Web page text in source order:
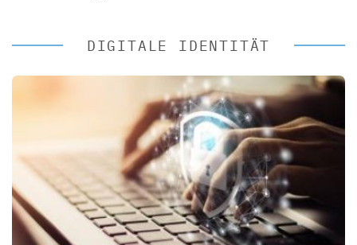
DIGITALE IDENTITÄT